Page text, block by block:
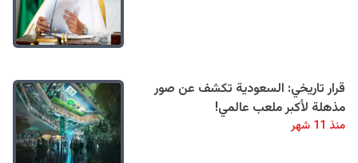
قرار تاريخي: السعودية تكشف عن صور
مذهلة لأكبر ملعب عالمي!
منذ 11 شهر